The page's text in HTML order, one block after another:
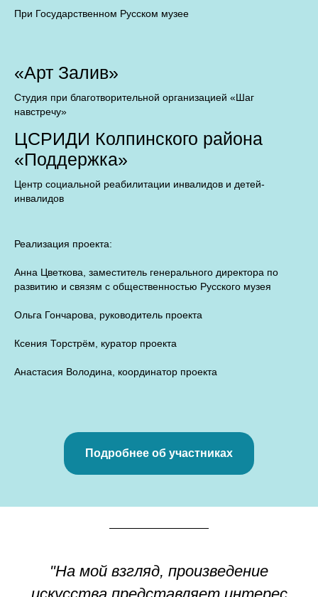
При Государственном Русском музее
«Арт Залив»
Студия при благотворительной организацией «Шаг
навстречу»
ЦСРИДИ Колпинского района
«Поддержка»
Центр социальной реабилитации инвалидов и детей-
инвалидов
Реализация проекта:
Анна Цветкова, заместитель генерального директора по
развитию и связям с общественностью Русского музея
Ольга Гончарова, руководитель проекта
Ксения Торстрём, куратор проекта
Анастасия Володина, координатор проекта
Подробнее об участниках
"На мой взгляд, произведение